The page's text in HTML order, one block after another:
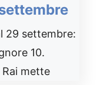
29 settembre:
10.
Rai mette